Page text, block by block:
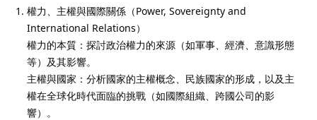
權力、主權與國際關係（Power, Sovereignty and
International Relations）
權力的本質：探討政治權力的來源（如軍事、經濟、意識形態
等）及其影響。
主權與國家：分析國家的主權概念、民族國家的形成，以及主
權在全球化時代面臨的挑戰（如國際組織、跨國公司的影
響）。